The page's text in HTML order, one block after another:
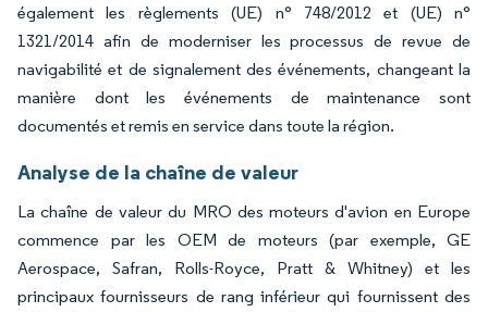
également les règlements (UE) n° 748/2012 et (UE) n°
1321/2014 afin de moderniser les processus de revue de
navigabilité et de signalement des événements, changeant la
manière dont les événements de maintenance sont
documentés et remis en service dans toute la région.
Analyse de la chaîne de valeur
La chaîne de valeur du MRO des moteurs d'avion en Europe
commence par les OEM de moteurs (par exemple, GE
Aerospace, Safran, Rolls-Royce, Pratt & Whitney) et les
principaux fournisseurs de rang inférieur qui fournissent des